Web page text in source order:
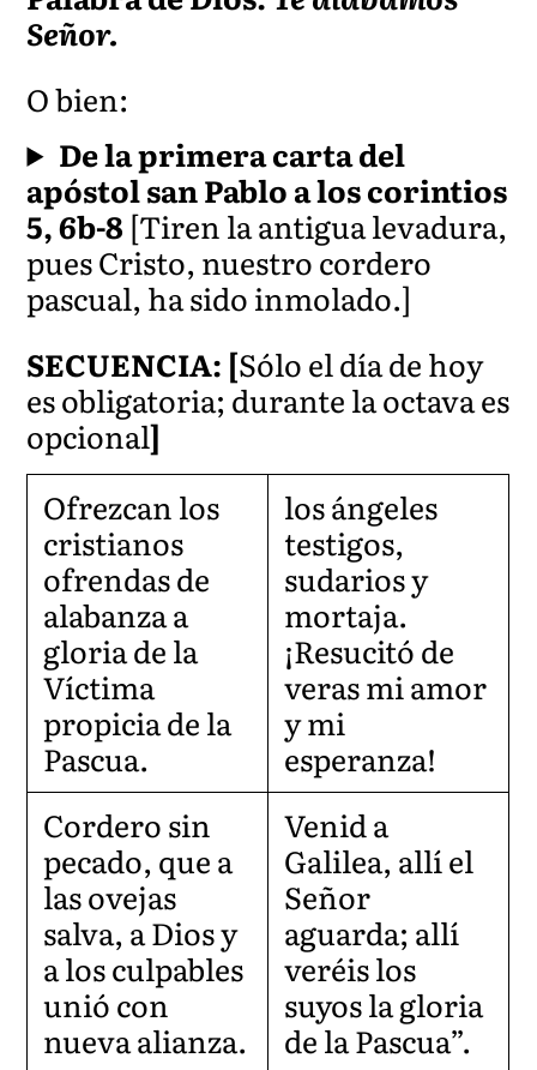
Señor.
O bien:
De la primera carta del
apóstol san Pablo a los corintios
5, 6b-8 [Tiren la antigua levadura,
pues Cristo, nuestro cordero
pascual, ha sido inmolado.]
SECUENCIA: [Sólo el día de hoy
es obligatoria; durante la octava es
opcional]
Ofrezcan los
cristianos
ofrendas de
alabanza a
gloria de la
Víctima
propicia de la
Pascua.
los ángeles
testigos,
sudarios y
mortaja.
¡Resucitó de
veras mi amor
y mi
esperanza!
Cordero sin
pecado, que a
las ovejas
salva, a Dios y
a los culpables
unió con
nueva alianza.
Venid a
Galilea, allí el
Señor
aguarda; allí
veréis los
suyos la gloria
de la Pascua”.